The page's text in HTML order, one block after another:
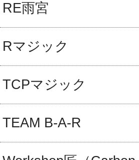
RE雨宮
Rマジック
TCPマジック
TEAM B-A-R